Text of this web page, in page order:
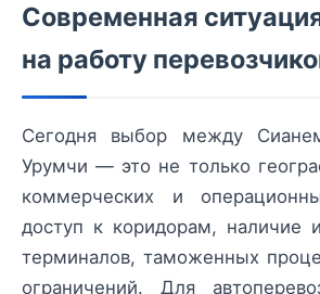
Современная
на работу
Сегодня выбор между
Урумчи — это не только
коммерческих и
доступ к коридорам, наличие
терминалов, таможенных
ограничений. Для